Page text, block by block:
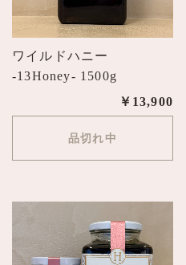
ワイルドハニー
-13Honey- 1500g
￥13,900
品切れ中